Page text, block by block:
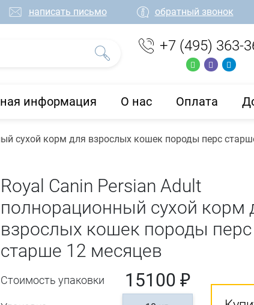
написать письмо обратный звонок
+7 (495) 363-
информация О нас Оплата
сухой корм для взрослых кошек породы перс
Royal Canin Persian Adult
полнорационный сухой корм
взрослых кошек породы перс
старше 12 месяцев
Стоимость упаковки 15100 ₽